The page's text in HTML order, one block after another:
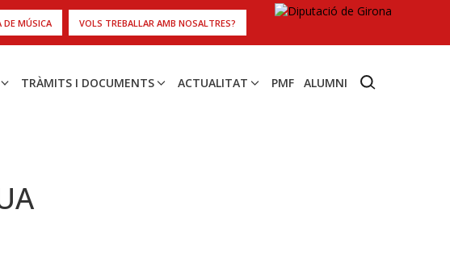
DE MÚSICA VOLS TREBALLAR AMB NOSALTRES?
TRÀMITS I DOCUMENTS ACTUALITAT PMF ALUMNI